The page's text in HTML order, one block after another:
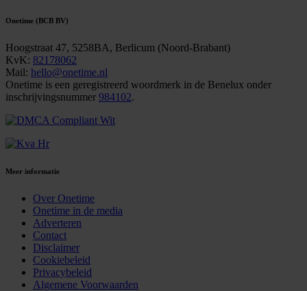
Onetime (BCB BV)
Hoogstraat 47, 5258BA, Berlicum (Noord-Brabant)
KvK: 82178062
Mail: hello@onetime.nl
Onetime is een geregistreerd woordmerk in de Benelux onder
inschrijvingsnummer 984102.
Meer informatie
Over Onetime
Onetime in de media
Adverteren
Contact
Disclaimer
Cookiebeleid
Privacybeleid
Algemene Voorwaarden